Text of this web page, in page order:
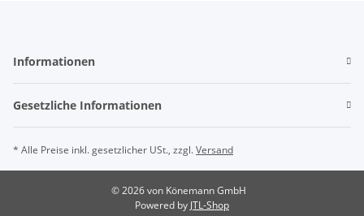
Informationen
Gesetzliche Informationen
* Alle Preise inkl. gesetzlicher USt., zzgl.Versand
© 2026 von Könemann GmbH
Powered by JTL-Shop